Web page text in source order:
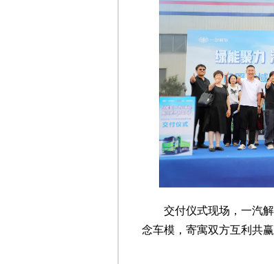
交付仪式现场，一汽
念车模，寄寓双方互利共